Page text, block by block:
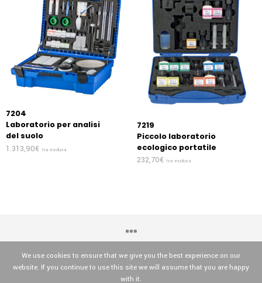
7204
Laboratorio per analisi
del suolo
1.313,90€ Iva esclusa
7219
Piccolo laboratorio
ecologico portatile
232,70€ Iva esclusa
We use cookies to ensure that we give you the best experience on our
website. If you continue to use this site we will assume that you are happy
with it.